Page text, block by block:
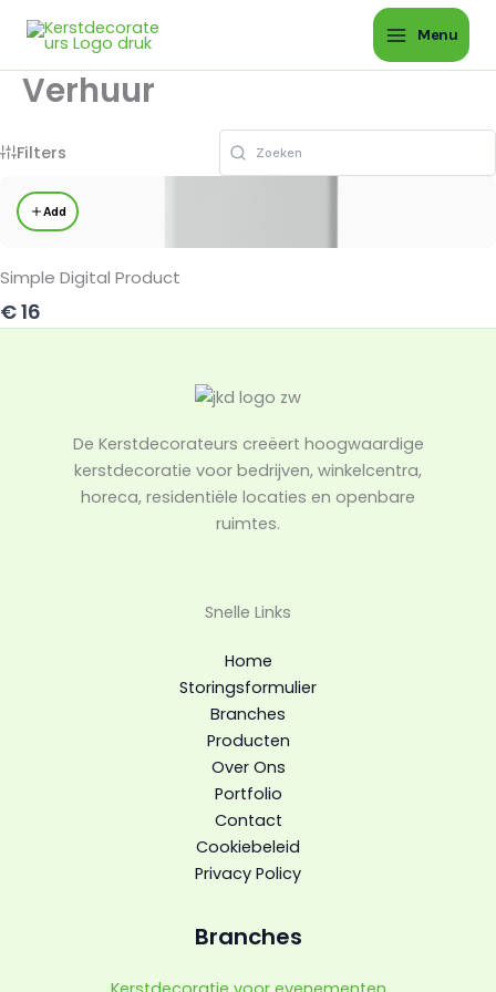
naar
de
inhoud
Menu
Verhuur
Filters
Add
Simple Digital Product
€ 16
De Kerstdecorateurs creëert hoogwaardige
kerstdecoratie voor bedrijven, winkelcentra,
horeca, residentiële locaties en openbare
ruimtes.
Snelle Links
Home
Storingsformulier
Branches
Producten
Over Ons
Portfolio
Contact
Cookiebeleid
Privacy Policy
Branches